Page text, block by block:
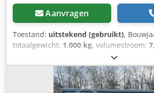
Aanvragen
Toestand: uitstekend (gebruikt),
totaalgewicht: 1.000 kg, volumestroom:
, ingangsspanning:
COPCO GA 45 schroefcompressor Met
kW Capaciteit: 7,20 m3/min
7,5 bar Compressor volledig